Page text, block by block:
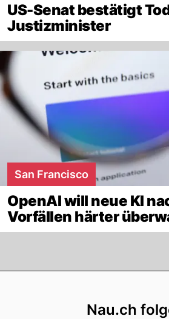
US-Senat bestätigt
Justizminister
San Francisco
OpenAI will neue KI
Vorfällen härter
Nau.ch